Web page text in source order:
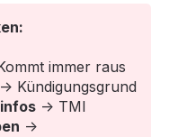
immer raus
→ Kündigungsgrund
→ TMI
→